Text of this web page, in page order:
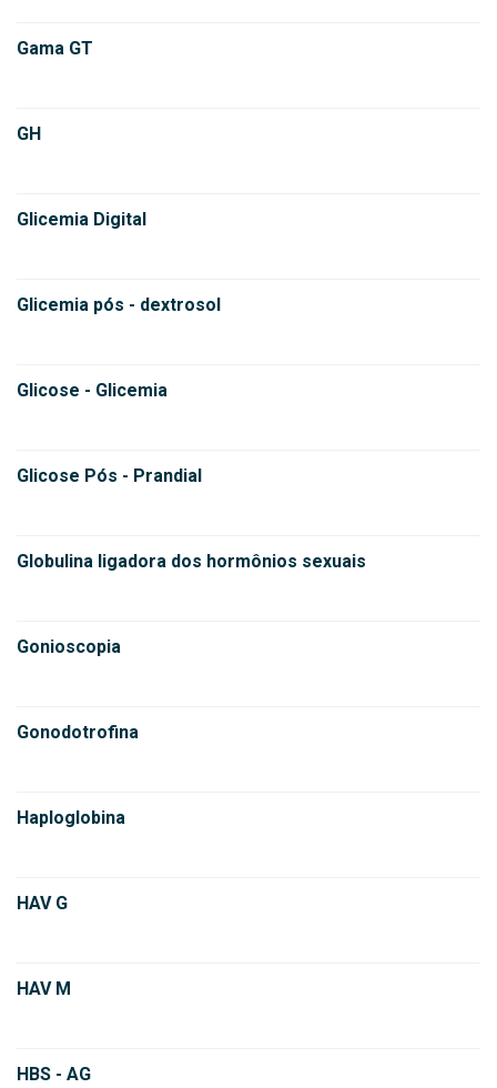
Gama GT
GH
Glicemia Digital
Glicemia pós - dextrosol
Glicose - Glicemia
Glicose Pós - Prandial
Globulina ligadora dos hormônios sexuais
Gonioscopia
Gonodotrofina
Haploglobina
HAV G
HAV M
HBS - AG